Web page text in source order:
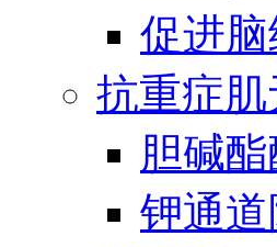
促进
抗重症
胆碱
钾通